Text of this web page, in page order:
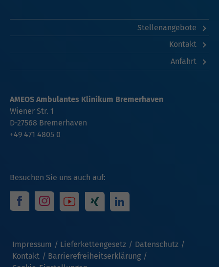
Stellenangebote
Kontakt
Anfahrt
Besuchen Sie uns auch auf:
Impressum Lieferkettengesetz
Datenschutz
Kontakt
Barrierefreiheitserklärung
AMEOS Ambulantes Klinikum Bremerhaven
Wiener Str. 1
D-27568 Bremerhaven
+49 471 4805 0